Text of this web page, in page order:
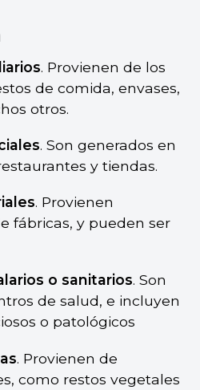
. Provienen de los
de comida, envases,
otros.
. Son generados en
y tiendas.
. Provienen
fábricas, y pueden ser
o sanitarios. Son
de salud, e incluyen
o patológicos
. Provienen de
como restos vegetales